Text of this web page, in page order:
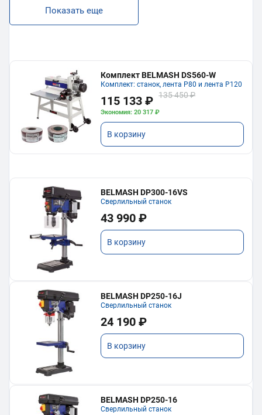
Показать еще
Комплект BELMASH DS560-W
Комплект: станок, лента P80 и лента P120
115 133 ₽ 135 450 ₽
Экономия: 20 317 ₽
В корзину
BELMASH DP300-16VS
Сверлильный станок
43 990 ₽
В корзину
BELMASH DP250-16J
Сверлильный станок
24 190 ₽
В корзину
BELMASH DP250-16
Сверлильный станок